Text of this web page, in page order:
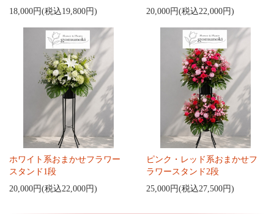
18,000円(税込19,800円)
20,000円(税込22,000円)
ホワイト系おまかせフラワー
スタンド1段
20,000円(税込22,000円)
ピンク・レッド系おまかせフ
ラワースタンド2段
25,000円(税込27,500円)